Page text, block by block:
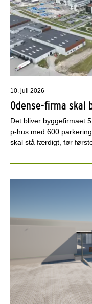
10. juli 2026
Odense-firma skal
Det bliver byggefirmaet
p-hus med 600
skal stå færdigt, før